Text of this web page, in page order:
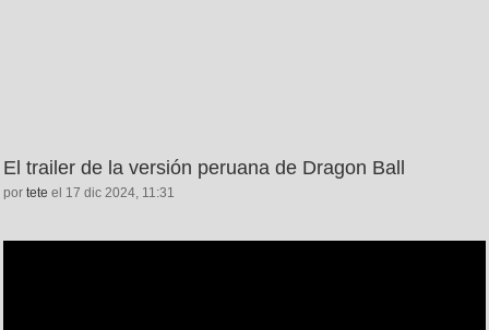
El trailer de la versión peruana de Dragon Ball
por tete el 17 dic 2024, 11:31